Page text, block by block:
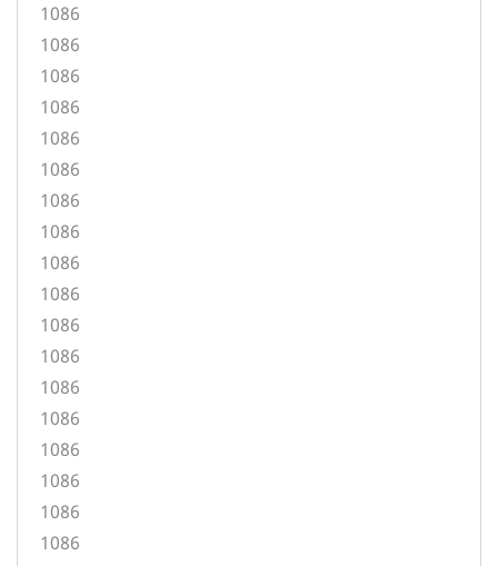
1086
1086
1086
1086
1086
1086
1086
1086
1086
1086
1086
1086
1086
1086
1086
1086
1086
1086